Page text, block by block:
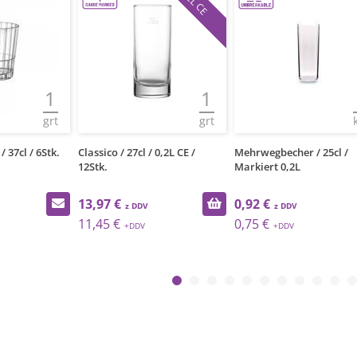
1
grt
37cl / 6Stk.
1
grt
Classico / 27cl / 0,2L CE /
12Stk.
13,97 €
11,45 €
Mehrwegbecher / 25cl /
Markiert 0,2L
0,92 €
0,75 €